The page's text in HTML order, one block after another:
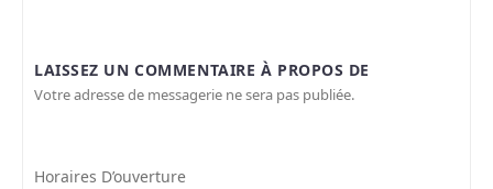
LAISSEZ UN COMMENTAIRE À PROPOS DE
Votre adresse de messagerie ne sera pas publiée.
Horaires D’ouverture